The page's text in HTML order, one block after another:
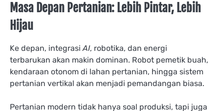
Masa Depan Pertanian: Lebih Pintar, Lebih
Hijau
Ke depan, integrasi AI, robotika, dan energi
terbarukan akan makin dominan. Robot pemetik buah,
kendaraan otonom di lahan pertanian, hingga sistem
pertanian vertikal akan menjadi pemandangan biasa.
Pertanian modern tidak hanya soal produksi, tapi juga